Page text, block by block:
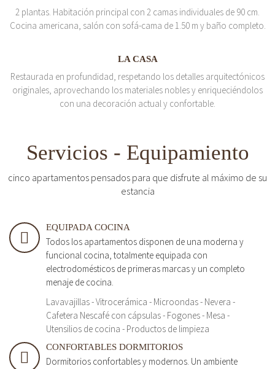
2 plantas. Habitación principal con 2 camas individuales de 90 cm.
Cocina americana, salón con sofá-cama de 1.50 m y baño completo.
LA CASA
Restaurada en profundidad, respetando los detalles arquitectónicos
originales, aprovechando los materiales nobles y enriqueciéndolos
con una decoración actual y confortable.
Servicios - Equipamiento
cinco apartamentos pensados para que disfrute al máximo de su
estancia
EQUIPADA COCINA
Todos los apartamentos disponen de una moderna y
funcional cocina, totalmente equipada con
electrodomésticos de primeras marcas y un completo
menaje de cocina.
Lavavajillas - Vitrocerámica - Microondas - Nevera -
Cafetera Nescafé con cápsulas - Fogones - Mesa -
Utensilios de cocina - Productos de limpieza
CONFORTABLES DORMITORIOS
Dormitorios confortables y modernos. Un ambiente